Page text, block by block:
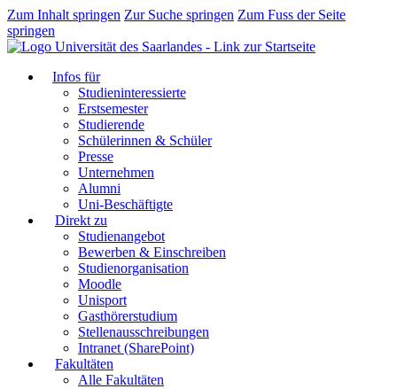
Zum Inhalt springen Zur Suche springen Zum Fuss der Seite
springen
Infos für
Studieninteressierte
Erstsemester
Studierende
Schülerinnen & Schüler
Presse
Unternehmen
Alumni
Uni-Beschäftigte
Direkt zu
Studienangebot
Bewerben & Einschreiben
Studienorganisation
Moodle
Unisport
Gasthörerstudium
Stellenausschreibungen
Intranet (SharePoint)
Fakultäten
Alle Fakultäten